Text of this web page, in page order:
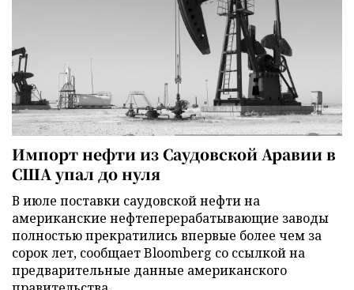
Импорт нефти из Саудовской Аравии в
США упал до нуля
В июле поставки саудовской нефти на
американские нефтеперерабатывающие заводы
полностью прекратились впервые более чем за
сорок лет, сообщает Bloomberg со ссылкой на
предварительные данные американского